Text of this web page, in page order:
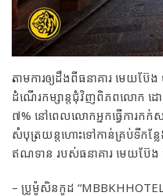
តាមការឲ្យដឹងពីធនាគារ មេយប៊ែ
ដំណើរកម្សាន្តជុំវិញពិភពលោក ដោ
៧% នៅពេលលោកអ្នកធ្វើការកក់
សំបុត្រយន្តហោះទៅកាន់គ្រប់ទីកន្
ឥណទាន របស់ធនាគារ មេយប៊ែ
– ប្រូម៉ូសិនកូដ